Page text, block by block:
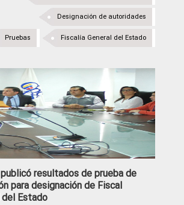
Designación de autoridades
Fiscalía General del Estado
Pruebas
publicó resultados de prueba de
para designación de Fiscal
del Estado